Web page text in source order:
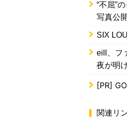
“不屈”
写真公開
SIX
eill、フ
夜が明
[PR]
関連リ